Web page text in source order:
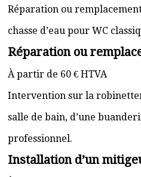
Réparation ou
chasse d’eau pour WC
Réparation ou
À partir de 60 € HTVA
Intervention sur la
salle de bain, d’une
professionnel.
Installation d’un